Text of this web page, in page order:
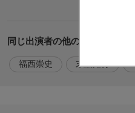
同じ出演者の他の番組を探す
福西崇史 末広矩行